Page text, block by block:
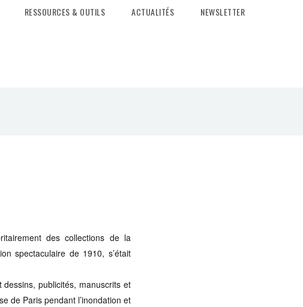
RESSOURCES & OUTILS ACTUALITÉS NEWSLETTER
des collections de la
spectaculaire de 1910, s’était
publicités, manuscrits et
de Paris pendant l’inondation et